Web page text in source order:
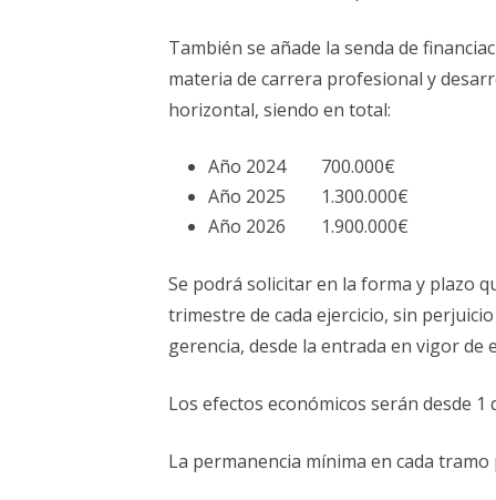
También se añade la senda de
materia de carrera profesional y
horizontal, siendo en total:
Año 2024 700.000€
Año 2025 1.300.000€
Año 2026 1.900.000€
Se podrá solicitar en la forma y plazo
trimestre de cada ejercicio, sin
gerencia, desde la entrada en vigor de
Los efectos económicos serán desde 1
La permanencia mínima en cada